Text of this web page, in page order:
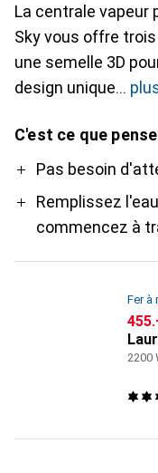
La centrale vapeur
Sky vous offre
une semelle 3D
design unique
C'est ce que
ProPas besoin
Remplissez
commencez à
Fer à
CHF
2200